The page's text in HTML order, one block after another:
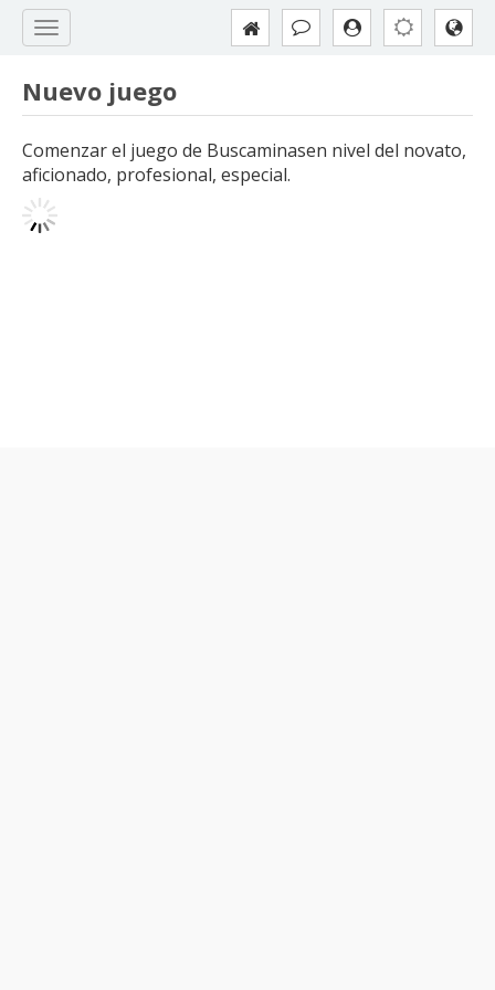
Nuevo juego
Comenzar el juego de Buscaminasen nivel del novato,
aficionado, profesional, especial.